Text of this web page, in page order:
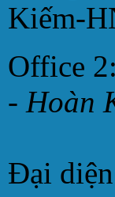
Kiếm-
Office 2:
- Hoàn
Đại